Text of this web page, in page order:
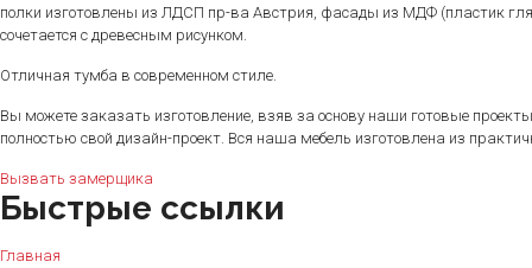
полки изготовлены из ЛДСП пр-ва Австрия, фасады из МДФ (пластик
сочетается с древесным рисунком.
Отличная тумба в современном стиле.
Вы можете заказать изготовление, взяв за основу наши готовые
полностью свой дизайн-проект. Вся наша мебель изготовлена из
Вызвать замерщика
Быстрые ссылки
Главная